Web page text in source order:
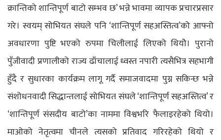
क्रान्तिको शान्तिपूर्ण बाटो सम्भव छ’ भन्ने भावमा व्यापक प्रचारप्रसार
गरे। स्वयम् सोभियत संघले पनि ‘शान्तिपूर्ण सहअस्तित्व’को आफ्नो
अवधारणा पुष्टि भएको रुपमा चिलीलाई लिएको थियोे। पुरानो
पुँजीवादी प्रणालीको राज्य ढाँचालाई ध्वस्त नपारी त्यसैभित्र सहभागी
हुँदै र सुधारका कार्यक्रम लागू गर्दै समाजवादमा पुग्न सकिन्छ भन्ने
संशोधनवादी सिद्धान्तलाई सोभियत संघले ‘शान्तिपूर्ण सहअस्तित्व’ र
‘शान्तिपूर्ण संसदीय बाटो’का नाममा विश्वभरि फैलाइरहेको थियो।
माओको नेतृत्वमा चीनले त्यसको प्रतिवाद गरिरहेको थियो र